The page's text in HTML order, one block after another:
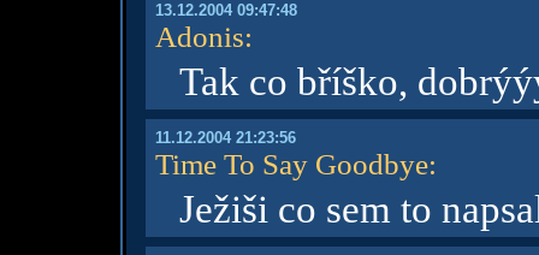
13.12.2004 09:47:48
Adonis:
Tak co bříško,
11.12.2004 21:23:56
Time To Say Goodbye:
Ježiši co sem to